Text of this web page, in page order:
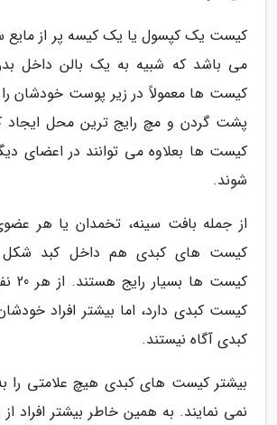
کیست یک کپسول یا یک کیسه پر از مایع
می باشد که شبیه به یک بالن داخل
کیست ها معمولاً در زیر پوست خودشان
پشت گردن و مچ رایج ترین محل
کیست ها بعلاوه می توانند در اعضای
شوند.
از جمله بافت سینه، تخمدان یا هر
کیست های کبدی هم داخل کبد شکل
کیست کبدی دارد، اما بیشتر افراد
کبدی آگاه نیستند.
بیشتر کیست های کبدی هیچ علامتی را
نمی نمایند. به همین خاطر بیشتر افراد